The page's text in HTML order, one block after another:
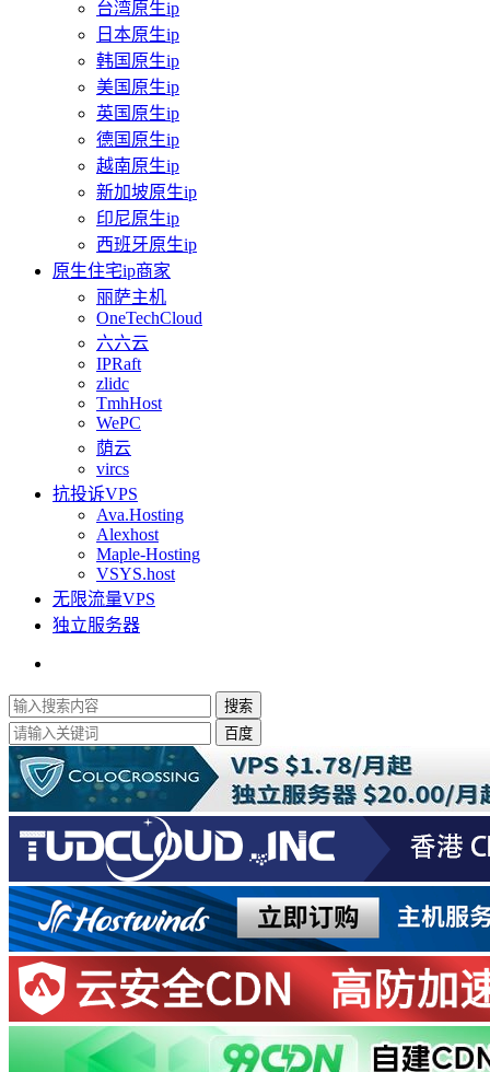
台湾原生ip
日本原生ip
韩国原生ip
美国原生ip
英国原生ip
德国原生ip
越南原生ip
新加坡原生ip
印尼原生ip
西班牙原生ip
原生住宅ip商家
丽萨主机
OneTechCloud
六六云
IPRaft
zlidc
TmhHost
WePC
荫云
vircs
抗投诉VPS
Ava.Hosting
Alexhost
Maple-Hosting
VSYS.host
无限流量VPS
独立服务器